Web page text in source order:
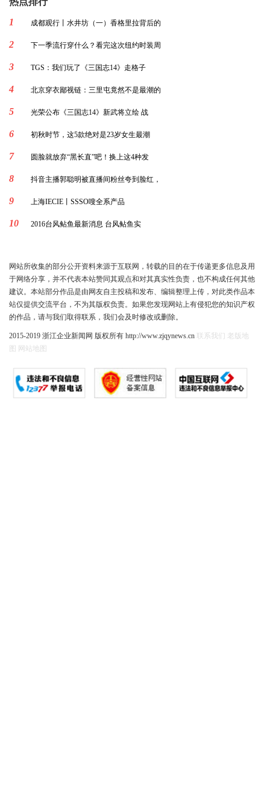
1
成都观行丨水井坊（一）香格里拉背后的
2 下一季流行穿什么？看完这次纽约时装周
3 TGS：我们玩了《三国志14》走格子
4 北京穿衣鄙视链：三里屯竟然不是最潮的
5 光荣公布《三国志14》新武将立绘 战
6 初秋时节，这5款绝对是23岁女生最潮
7 圆脸就放弃“黑长直”吧！换上这4种发
8 抖音主播郭聪明被直播间粉丝夸到脸红，
9 ​上海IECIE丨SSSO嗖全系产品
10 2016台风鲇鱼最新消息 台风鲇鱼实
网站所收集的部分公开资料来源于互联网，转载的目的在于传递更多信息及用
于网络分享，并不代表本站赞同其观点和对其真实性负责，也不构成任何其他
建议。本站部分作品是由网友自主投稿和发布、编辑整理上传，对此类作品本
站仅提供交流平台，不为其版权负责。如果您发现网站上有侵犯您的知识产权
的作品，请与我们取得联系，我们会及时修改或删除。
2015-2019 浙江企业新闻网 版权所有 http://www.zjqynews.cn 联系我们
老版地
图
网站地图